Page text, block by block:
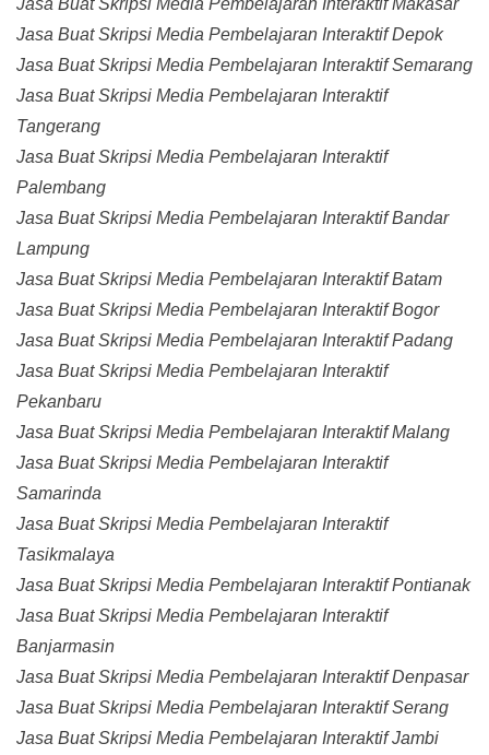
Jasa Buat Skripsi Media Pembelajaran Interaktif Makasar
Jasa Buat Skripsi Media Pembelajaran Interaktif Depok
Jasa Buat Skripsi Media Pembelajaran Interaktif Semarang
Jasa Buat Skripsi Media Pembelajaran Interaktif
Tangerang
Jasa Buat Skripsi Media Pembelajaran Interaktif
Palembang
Jasa Buat Skripsi Media Pembelajaran Interaktif Bandar
Lampung
Jasa Buat Skripsi Media Pembelajaran Interaktif Batam
Jasa Buat Skripsi Media Pembelajaran Interaktif Bogor
Jasa Buat Skripsi Media Pembelajaran Interaktif Padang
Jasa Buat Skripsi Media Pembelajaran Interaktif
Pekanbaru
Jasa Buat Skripsi Media Pembelajaran Interaktif Malang
Jasa Buat Skripsi Media Pembelajaran Interaktif
Samarinda
Jasa Buat Skripsi Media Pembelajaran Interaktif
Tasikmalaya
Jasa Buat Skripsi Media Pembelajaran Interaktif Pontianak
Jasa Buat Skripsi Media Pembelajaran Interaktif
Banjarmasin
Jasa Buat Skripsi Media Pembelajaran Interaktif Denpasar
Jasa Buat Skripsi Media Pembelajaran Interaktif Serang
Jasa Buat Skripsi Media Pembelajaran Interaktif Jambi